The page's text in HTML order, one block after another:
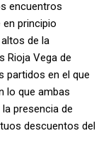
principio
de la
Rioja Vega de
partidos en el que
lo que ambas
presencia de
descuentos del